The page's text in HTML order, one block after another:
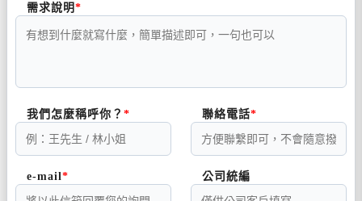
需求說明
我們怎麼稱呼你？ 聯絡電話
e-mail 公司統編